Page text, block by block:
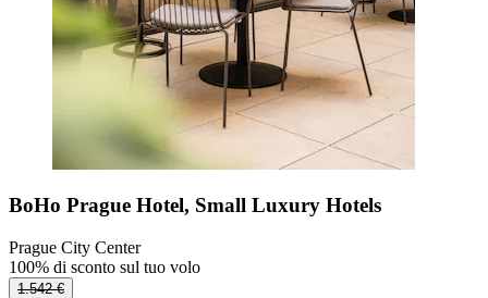
BoHo Prague Hotel, Small Luxury Hotels
Prague City Center
100% di sconto sul tuo volo
1.542 €